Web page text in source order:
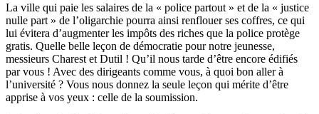
La ville qui paie les salaires de la « police partout » et de la « justice
nulle part » de l’oligarchie pourra ainsi renflouer ses coffres, ce qui
lui évitera d’augmenter les impôts des riches que la police protège
gratis. Quelle belle leçon de démocratie pour notre jeunesse,
messieurs Charest et Dutil ! Qu’il nous tarde d’être encore édifiés
par vous ! Avec des dirigeants comme vous, à quoi bon aller à
l’université ? Vous nous donnez la seule leçon qui mérite d’être
apprise à vos yeux : celle de la soumission.